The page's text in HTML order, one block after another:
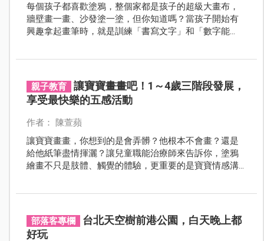
每個孩子都喜歡塗鴉，整個家都是孩子的超級大畫布，
牆壁畫一畫、沙發塗一塗，但你知道嗎？當孩子開始有
興趣拿起畫筆時，就是訓練「書寫文字」和「數字能
親子教育
讓寶寶畫畫吧！1～4歲三階段發展，
享受最快樂的五感活動
作者： 陳萱蘋
讓寶寶畫畫，你想到的是會弄髒？他根本不會畫？還是
給他紙筆盡情揮灑？讓兒童職能治療師來告訴你，塗鴉
繪畫不只是肢體、觸覺的體驗，更重要的是寶寶情感溝
部落客專欄
台北天空樹前港公園，白天晚上都
好玩